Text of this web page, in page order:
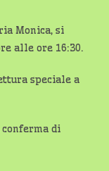
Monica, si
alle ore 16:30.
speciale a
di